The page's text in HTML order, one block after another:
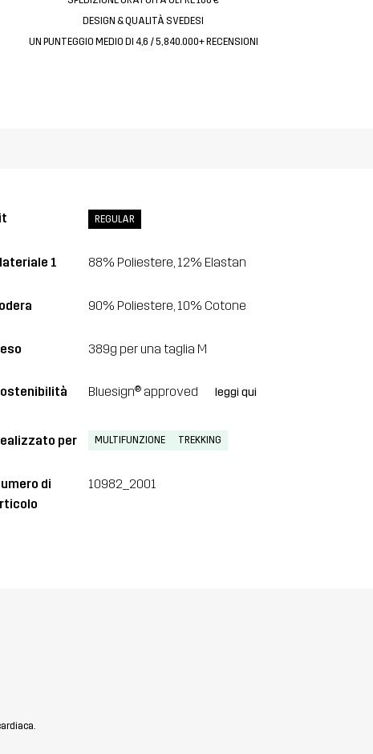
DESIGN & QUALITÀ SVEDESI
UN PUNTEGGIO MEDIO DI 4,6 / 5, 840.000+ RECENSIONI
REGULAR
1 88% Poliestere, 12% Elastan
90% Poliestere, 10% Cotone
389g per una taglia M
Bluesign® approved leggi qui
per MULTIFUNZIONE TREKKING
di
10982_2001